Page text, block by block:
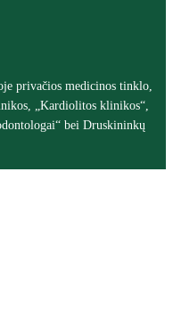
privačios medicinos tinklo,
„Kardiolitos klinikos“,
bei Druskininkų